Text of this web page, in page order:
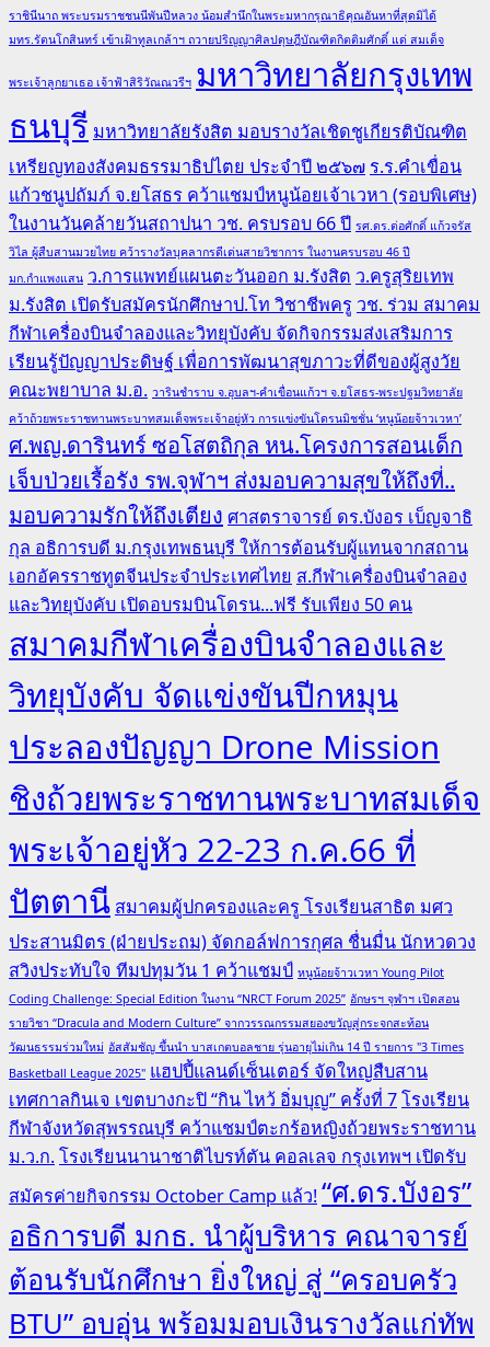
ราชินีนาถ พระบรมราชชนนีพันปีหลวง น้อมสำนึกในพระมหากรุณาธิคุณอันหาที่สุดมิได้
มทร.รัตนโกสินทร์ เข้าเฝ้าทูลเกล้าฯ ถวายปริญญาศิลปดุษฎีบัณฑิตกิตติมศักดิ์ แด่ สมเด็จ
พระเจ้าลูกยาเธอ เจ้าฟ้าสิริวัณณวรีฯ มหาวิทยาลัยกรุงเทพ
ธนบุรี มหาวิทยาลัยรังสิต มอบรางวัลเชิดชูเกียรติบัณฑิต
เหรียญทองสังคมธรรมาธิปไตย ประจำปี ๒๕๖๗ ร.ร.คำเขื่อน
แก้วชนูปถัมภ์ จ.ยโสธร คว้าแชมป์หนูน้อยเจ้าเวหา (รอบพิเศษ)
ในงานวันคล้ายวันสถาปนา วช. ครบรอบ 66 ปี รศ.ดร.ต่อศักดิ์ แก้วจรัส
วิไล ผู้สืบสานมวยไทย คว้ารางวัลบุคลากรดีเด่นสายวิชาการ ในงานครบรอบ 46 ปี
มก.กำแพงแสน ว.การแพทย์แผนตะวันออก ม.รังสิต ว.ครูสุริยเทพ
ม.รังสิต เปิดรับสมัครนักศึกษาป.โท วิชาชีพครู วช. ร่วม สมาคม
กีฬาเครื่องบินจำลองและวิทยุบังคับ จัดกิจกรรมส่งเสริมการ
เรียนรู้ปัญญาประดิษฐ์ เพื่อการพัฒนาสุขภาวะที่ดีของผู้สูงวัย
คณะพยาบาล ม.อ. วารินชำราบ จ.อุบลฯ-คำเขื่อนแก้วฯ จ.ยโสธร-พระปฐมวิทยาลัย
คว้าถ้วยพระราชทานพระบาทสมเด็จพระเจ้าอยู่หัว การแข่งขันโดรนมิชชั่น ‘หนูน้อยจ้าวเวหา’
ศ.พญ.ดารินทร์ ซอโสตถิกุล หน.โครงการสอนเด็ก
เจ็บป่วยเรื้อรัง รพ.จุฬาฯ ส่งมอบความสุขให้ถึงที่..
มอบความรักให้ถึงเตียง ศาสตราจารย์ ดร.บังอร เบ็ญจาธิ
กุล อธิการบดี ม.กรุงเทพธนบุรี ให้การต้อนรับผู้แทนจากสถาน
เอกอัครราชทูตจีนประจำประเทศไทย ส.กีฬาเครื่องบินจำลอง
และวิทยุบังคับ เปิดอบรมบินโดรน...ฟรี รับเพียง 50 คน
สมาคมกีฬาเครื่องบินจำลองและ
วิทยุบังคับ จัดแข่งขันปีกหมุน
ประลองปัญญา Drone Mission
ชิงถ้วยพระราชทานพระบาทสมเด็จ
พระเจ้าอยู่หัว 22-23 ก.ค.66 ที่
ปัตตานี สมาคมผู้ปกครองและครู โรงเรียนสาธิต มศว
ประสานมิตร (ฝ่ายประถม) จัดกอล์ฟการกุศล ชื่นมื่น นักหวดวง
สวิงประทับใจ ทีมปทุมวัน 1 คว้าแชมป์ หนูน้อยจ้าวเวหา Young Pilot
Coding Challenge: Special Edition ในงาน “NRCT Forum 2025” อักษรฯ จุฬาฯ เปิดสอน
รายวิชา “Dracula and Modern Culture” จากวรรณกรรมสยองขวัญสู่กระจกสะท้อน
วัฒนธรรมร่วมใหม่ อัสสัมชัญ ขึ้นนำ บาสเกตบอลชาย รุ่นอายุไม่เกิน 14 ปี รายการ "3 Times
Basketball League 2025" แฮปปี้แลนด์เซ็นเตอร์ จัดใหญ่สืบสาน
เทศกาลกินเจ เขตบางกะปิ “กิน ไหว้ อิ่มบุญ” ครั้งที่ 7โรงเรียน
กีฬาจังหวัดสุพรรณบุรี คว้าแชมป์ตะกร้อหญิงถ้วยพระราชทาน
ม.ว.ก.โรงเรียนนานาชาติไบรท์ตัน คอลเลจ กรุงเทพฯ เปิดรับ
สมัครค่ายกิจกรรม October Camp แล้ว!“ศ.ดร.บังอร”
อธิการบดี มกธ. นำผู้บริหาร คณาจารย์
ต้อนรับนักศึกษา ยิ่งใหญ่ สู่ “ครอบครัว
BTU” อบอุ่น พร้อมมอบเงินรางวัลแก่ทัพ